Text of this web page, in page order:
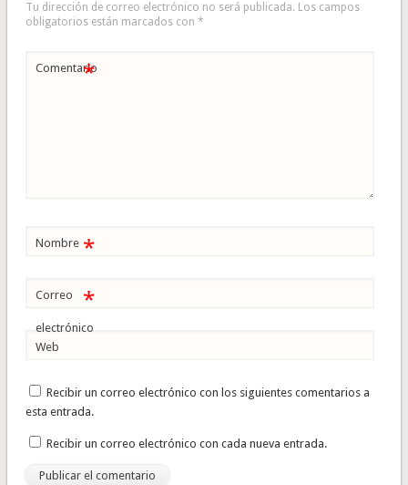
Tu dirección de correo electrónico no será publicada. Los campos
obligatorios están marcados con *
Comentario
*
Nombre *
Correo
electrónico
*
Web
Recibir un correo electrónico con los siguientes comentarios a
esta entrada.
Recibir un correo electrónico con cada nueva entrada.